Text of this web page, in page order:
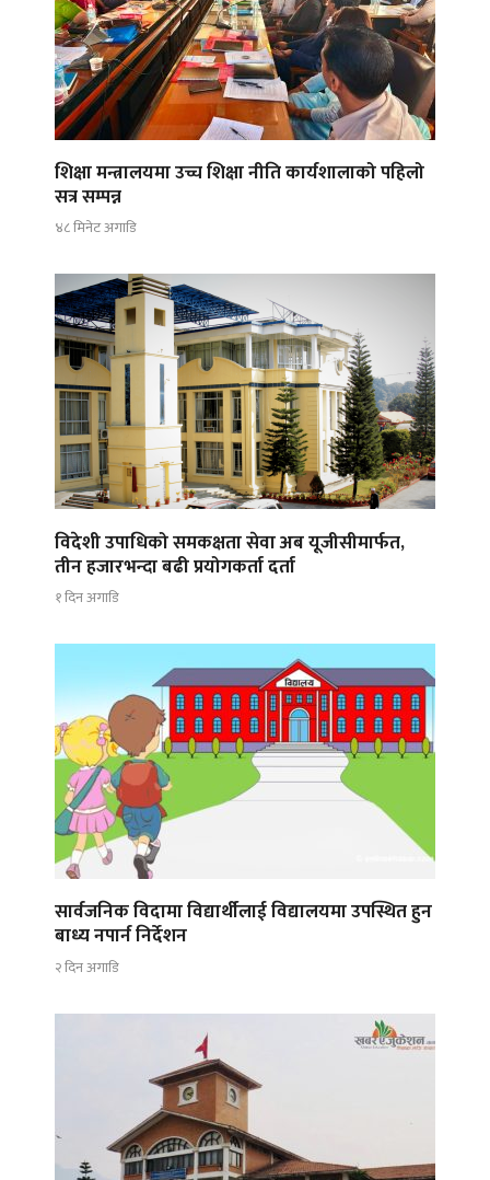
शिक्षा मन्त्रालयमा उच्च शिक्षा नीति कार्यशालाको पहिलो
सत्र सम्पन्न
४८ मिनेट अगाडि
विदेशी उपाधिको समकक्षता सेवा अब यूजीसीमार्फत,
तीन हजारभन्दा बढी प्रयोगकर्ता दर्ता
१ दिन अगाडि
सार्वजनिक विदामा विद्यार्थीलाई विद्यालयमा उपस्थित हुन
बाध्य नपार्न निर्देशन
२ दिन अगाडि